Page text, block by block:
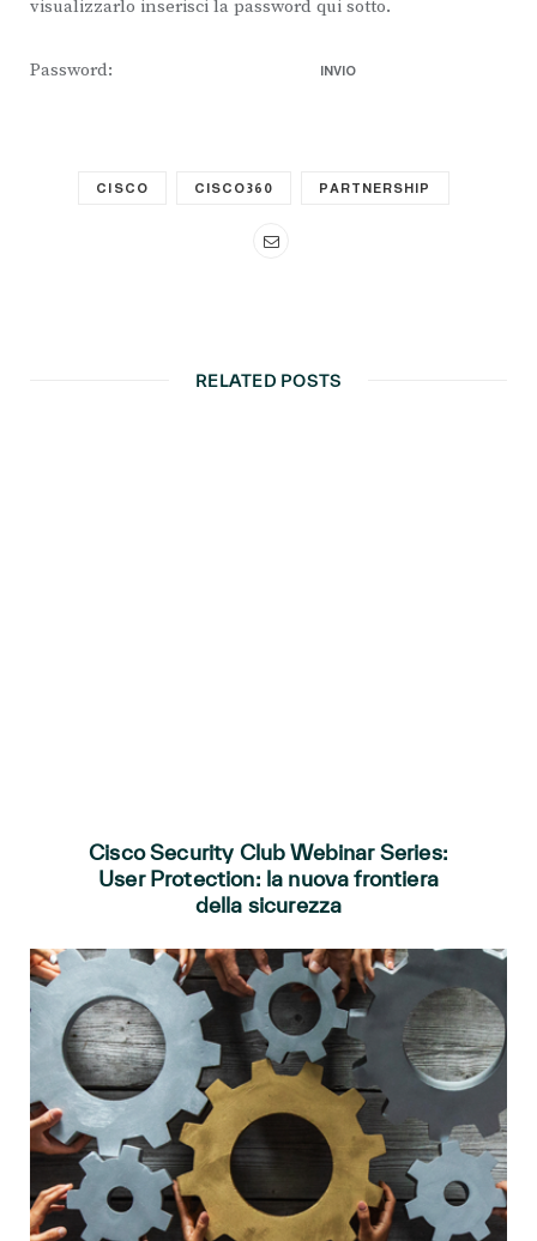
visualizzarlo inserisci la password qui sotto.
Password:
CISCO CISCO360 PARTNERSHIP
RELATED POSTS
Cisco Security Club Webinar Series:
User Protection: la nuova frontiera
della sicurezza